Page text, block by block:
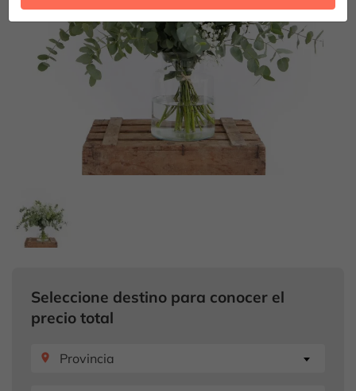
Seleccione destino para conocer el
precio total
place Provincia